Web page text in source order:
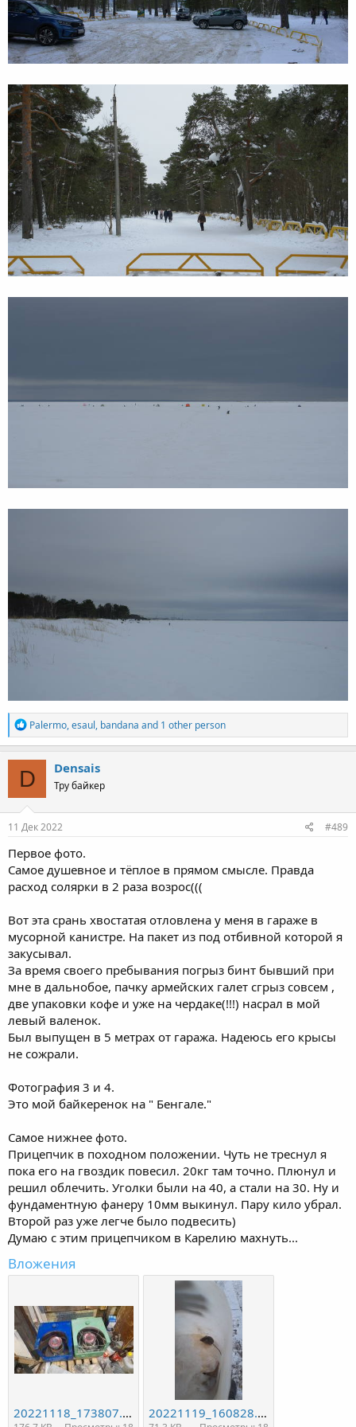
R
e
a
c
t
i
o
n
s
Palermo,esaul, bandana and 1 other person
D Densais
Тру байкер
11 Дек 2022 #489
Первое фото.
Самое душевное и тёплое в прямом смысле. Правда
расход солярки в 2 раза возрос(((
Вот эта срань хвостатая отловлена у меня в гараже в
мусорной канистре. На пакет из под отбивной которой я
закусывал.
За время своего пребывания погрыз бинт бывший при
мне в дальнобое, пачку армейских галет сгрыз совсем ,
две упаковки кофе и уже на чердаке(!!!) насрал в мой
левый валенок.
Был выпущен в 5 метрах от гаража. Надеюсь его крысы
не сожрали.
Фотография 3 и 4.
Это мой байкеренок на " Бенгале."
Самое нижнее фото.
Прицепчик в походном положении. Чуть не треснул я
пока его на гвоздик повесил. 20кг там точно. Плюнул и
решил облечить. Уголки были на 40, а стали на 30. Ну и
фундаментную фанеру 10мм выкинул. Пару кило убрал.
Второй раз уже легче было подвесить)
Думаю с этим прицепчиком в Карелию махнуть...
Вложения
20221118_173807.jpg 20221119_160828.jpg